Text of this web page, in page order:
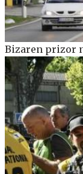
Bizaren prizor